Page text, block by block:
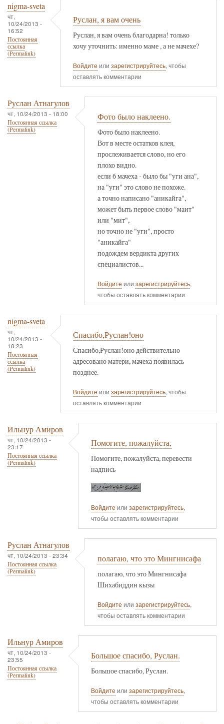
nigma-sveta
чт,
10/24/2013 -
16:52
Постоянная
ссылка
(Permalink)
Руслан, я вам очень
Руслан, я вам очень благодарна! только
хочу уточнить: именно маме , а не мачехе?
Войдите или зарегистрируйтесь, чтобы
оставлять комментарии
Руслан Атнагулов
чт, 10/24/2013 - 18:00
Постоянная ссылка
(Permalink)
Фото было наклеено.
Фото было наклеено.
Вот в месте остатков клея,
прослеживается слово, но его
плохо видно.
если б мачеха - было бы "уги ана",
на "уги" это слово не похоже.
а точно написано "аникайга",
может быть первое слово "маит"
или "мит",
но точно не "уги", просто
"аникайга"
подождем вердикта других
специалистов...
Войдите или зарегистрируйтесь,
чтобы оставлять комментарии
nigma-sveta
чт,
10/24/2013 -
18:23
Постоянная
ссылка
(Permalink)
Спасибо,Руслан!оно
Спасибо,Руслан!оно действительно
адресовано матери, мачеха появилась
позднее.
Войдите или зарегистрируйтесь, чтобы
оставлять комментарии
Ильнур Амиров
чт, 10/24/2013 -
23:17
Постоянная ссылка
(Permalink)
Помогите, пожалуйста,
Помогите, пожалуйста, перевести
надпись
Войдите или зарегистрируйтесь,
чтобы оставлять комментарии
Руслан Атнагулов
чт, 10/24/2013 - 23:34
Постоянная ссылка
(Permalink)
полагаю, что это Мингнисафа
полагаю, что это Мингнисафа
Шихабиддин кызы
Войдите или зарегистрируйтесь,
чтобы оставлять комментарии
Ильнур Амиров
чт, 10/24/2013 -
23:55
Постоянная ссылка
(Permalink)
Большое спасибо, Руслан.
Большое спасибо, Руслан.
Войдите или зарегистрируйтесь,
чтобы оставлять комментарии